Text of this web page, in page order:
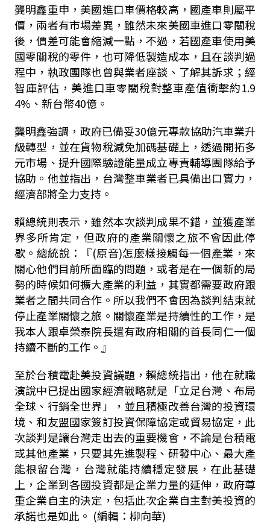
龔明鑫重申，美國進口車價格較高，國產車則屬平
價，兩者有市場差異，雖然未來美國車進口零關稅
後，價差可能會縮減一點，不過，若國產車使用美
國零關稅的零件，也可降低製造成本，且在談判過
程中，執政團隊也曾與業者座談、了解其訴求；經
智庫評估，美進口車零關稅對整車產值衝擊約1.9
4%、新台幣40億。
龔明鑫強調，政府已備妥30億元專款協助汽車業升
級轉型，並在貨物稅減免加碼基礎上，透過開拓多
元市場、提升國際驗證能量成立專責輔導團隊給予
協助。他並指出，台灣整車業者已具備出口實力，
經濟部將全力支持。
賴總統則表示，雖然本次談判成果不錯，並獲產業
界多所肯定，但政府的產業關懷之旅不會因此停
歇。總統說：『(原音)怎麼樣接觸每一個產業，來
關心他們目前所面臨的問題，或者是在一個新的局
勢的時候如何擴大產業的利益，其實都需要政府跟
業者之間共同合作。所以我們不會因為談判結束就
停止產業關懷之旅。關懷產業是持續性的工作，是
我本人跟卓榮泰院長還有政府相關的首長同仁一個
持續不斷的工作。』
至於台積電赴美投資議題，賴總統指出，他在就職
演說中已提出國家經濟戰略就是「立足台灣、布局
全球、行銷全世界」，並且積極改善台灣的投資環
境、和友盟國家簽訂投資保障協定或貿易協定，此
次談判是讓台灣走出去的重要機會，不論是台積電
或其他產業，只要其先進製程、研發中心、最大產
能根留台灣，台灣就能持續穩定發展，在此基礎
上，企業到各國投資都是企業力量的延伸，政府尊
重企業自主的決定，包括此次企業自主對美投資的
承諾也是如此。 (編輯：柳向華)